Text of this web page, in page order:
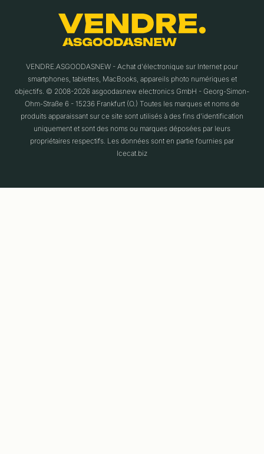
VENDRE.ASGOODASNEW - Achat d'électronique sur Internet pour
smartphones, tablettes, MacBooks, appareils photo numériques et
objectifs. © 2008-2026 asgoodasnew electronics GmbH - Georg-Simon-
Ohm-Straße 6 - 15236 Frankfurt (O.) Toutes les marques et noms de
produits apparaissant sur ce site sont utilisés à des fins d'identification
uniquement et sont des noms ou marques déposées par leurs
propriétaires respectifs. Les données sont en partie fournies par
Icecat.biz